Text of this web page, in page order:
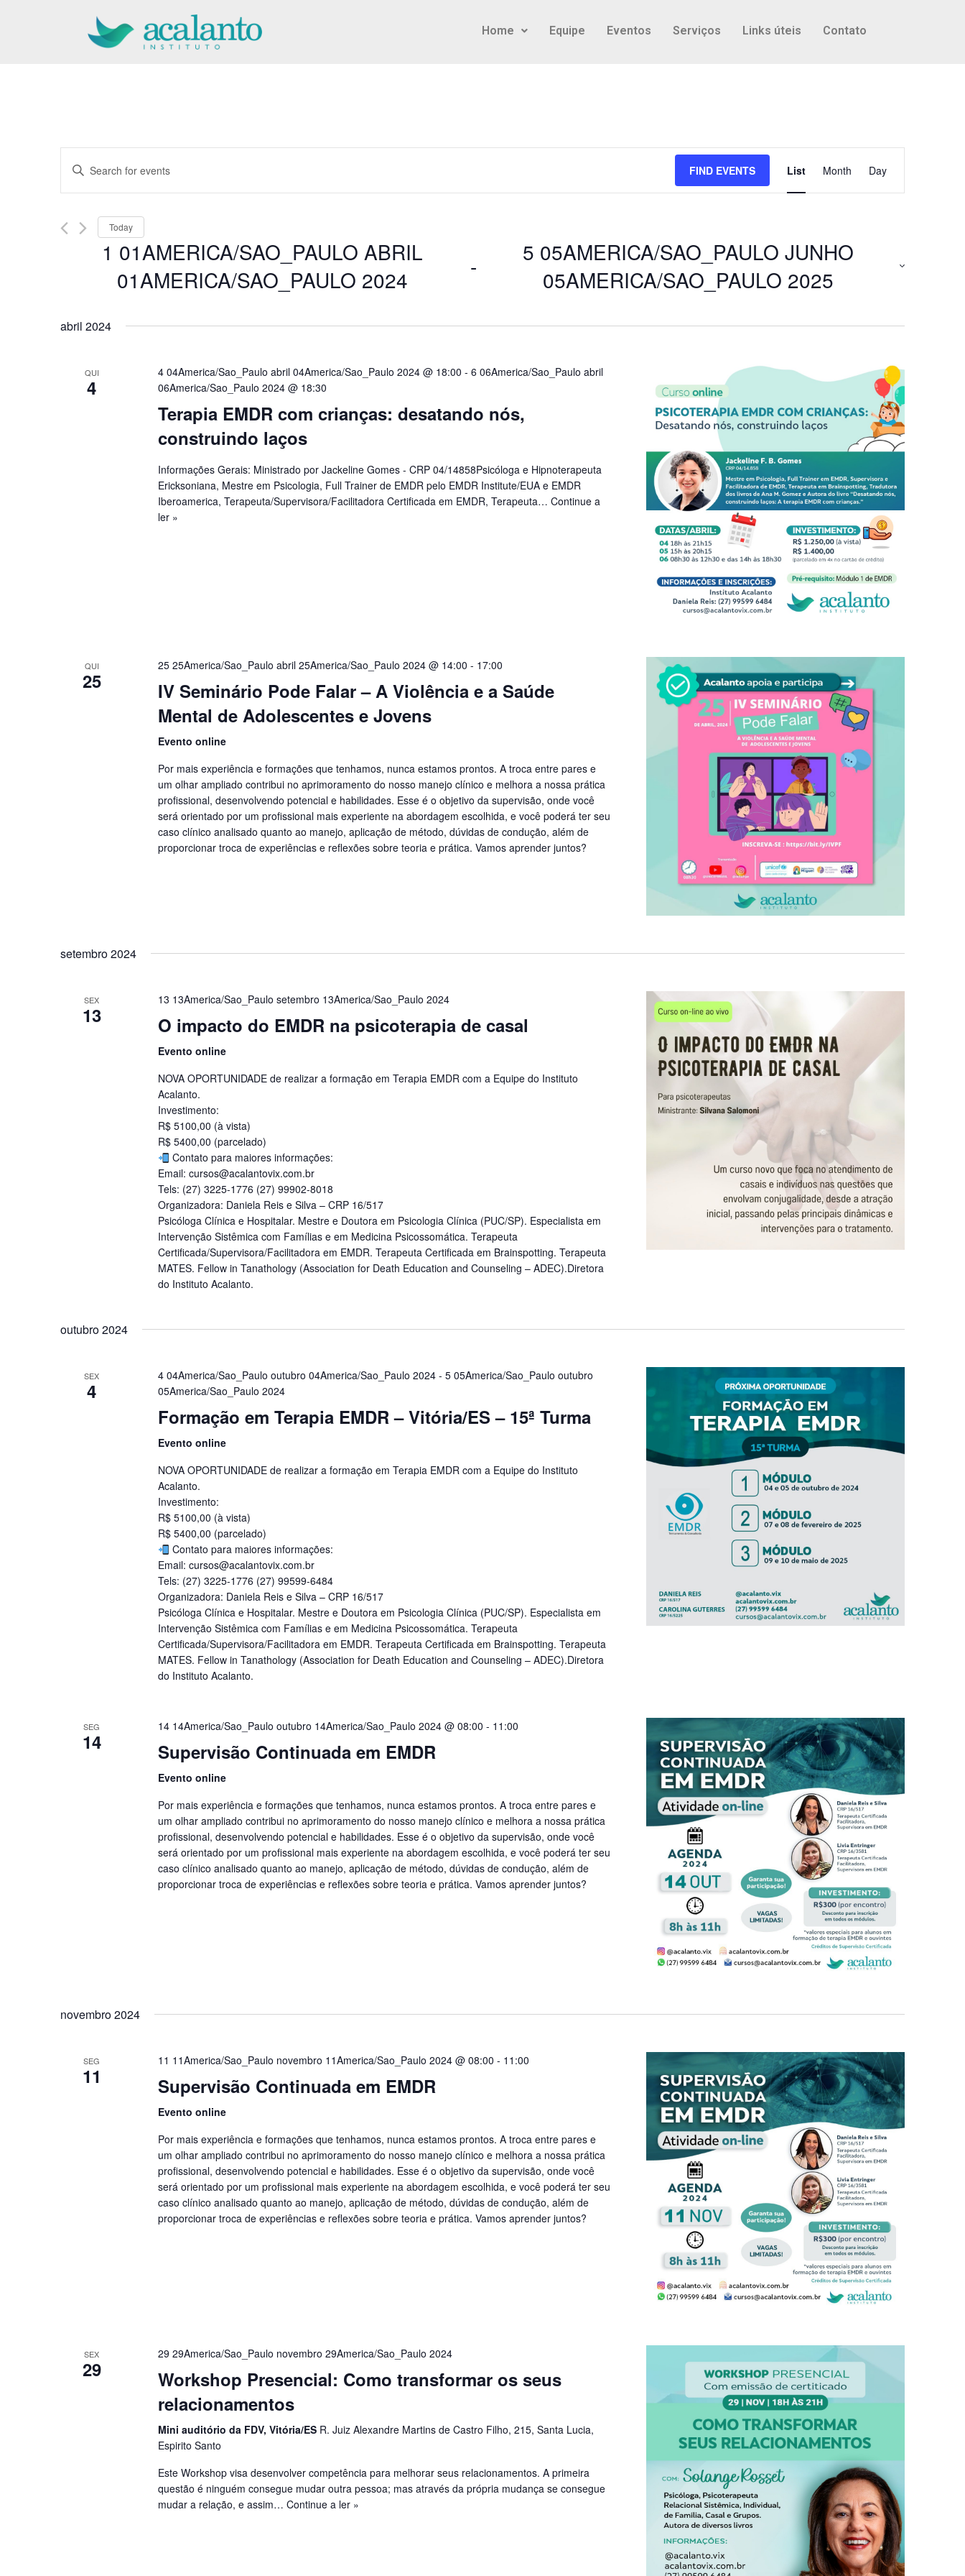
Home Equipe Eventos Serviços Links úteis Contato
Events
Search
and
Views
Enter
for
FIND EVENTS
Event
Views
List Month Day
Today
1 01AMERICA/SAO_PAULO ABRIL
01AMERICA/SAO_PAULO 2024
-
5 05AMERICA/SAO_PAULO JUNHO
05AMERICA/SAO_PAULO 2025
date.
abril 2024
QUI
4
4 04America/Sao_Paulo abril 04America/Sao_Paulo 2024 @ 18:00 - 6 06America/Sao_Paulo abril
06America/Sao_Paulo 2024 @ 18:30
Terapia EMDR com crianças: desatando nós,
construindo laços
Informações Gerais: Ministrado por Jackeline Gomes - CRP 04/14858Psicóloga e Hipnoterapeuta
Ericksoniana, Mestre em Psicologia, Full Trainer de EMDR pelo EMDR Institute/EUA e EMDR
Iberoamerica, Terapeuta/Supervisora/Facilitadora Certificada em EMDR, Terapeuta… Continue a
ler »
QUI
25
25 25America/Sao_Paulo abril 25America/Sao_Paulo 2024 @ 14:00 - 17:00
IV Seminário Pode Falar – A Violência e a Saúde
Mental de Adolescentes e Jovens
Evento online
Por mais experiência e formações que tenhamos, nunca estamos prontos. A troca entre pares e
um olhar ampliado contribui no aprimoramento do nosso manejo clínico e melhora a nossa prática
profissional, desenvolvendo potencial e habilidades. Esse é o objetivo da supervisão, onde você
será orientado por um profissional mais experiente na abordagem escolhida, e você poderá ter seu
caso clínico analisado quanto ao manejo, aplicação de método, dúvidas de condução, além de
proporcionar troca de experiências e reflexões sobre teoria e prática. Vamos aprender juntos?
setembro 2024
SEX
13
13 13America/Sao_Paulo setembro 13America/Sao_Paulo 2024
O impacto do EMDR na psicoterapia de casal
Evento online
NOVA OPORTUNIDADE de realizar a formação em Terapia EMDR com a Equipe do Instituto
Acalanto.
Investimento:
R$ 5100,00 (à vista)
R$ 5400,00 (parcelado)
Contato para maiores informações:
Email: cursos@acalantovix.com.br
Tels: (27) 3225-1776 (27) 99902-8018
Organizadora: Daniela Reis e Silva – CRP 16/517
Psicóloga Clínica e Hospitalar. Mestre e Doutora em Psicologia Clínica (PUC/SP). Especialista em
Intervenção Sistêmica com Famílias e em Medicina Psicossomática. Terapeuta
Certificada/Supervisora/Facilitadora em EMDR. Terapeuta Certificada em Brainspotting. Terapeuta
MATES. Fellow in Tanathology (Association for Death Education and Counseling – ADEC).Diretora
do Instituto Acalanto.
outubro 2024
SEX
4
4 04America/Sao_Paulo outubro 04America/Sao_Paulo 2024- 5 05America/Sao_Paulo outubro
05America/Sao_Paulo 2024
Formação em Terapia EMDR – Vitória/ES – 15ª Turma
Evento online
NOVA OPORTUNIDADE de realizar a formação em Terapia EMDR com a Equipe do Instituto
Acalanto.
Investimento:
R$ 5100,00 (à vista)
R$ 5400,00 (parcelado)
Contato para maiores informações:
Email: cursos@acalantovix.com.br
Tels: (27) 3225-1776 (27) 99599-6484
Organizadora: Daniela Reis e Silva – CRP 16/517
Psicóloga Clínica e Hospitalar. Mestre e Doutora em Psicologia Clínica (PUC/SP). Especialista em
Intervenção Sistêmica com Famílias e em Medicina Psicossomática. Terapeuta
Certificada/Supervisora/Facilitadora em EMDR. Terapeuta Certificada em Brainspotting. Terapeuta
MATES. Fellow in Tanathology (Association for Death Education and Counseling – ADEC).Diretora
do Instituto Acalanto.
SEG
14
14 14America/Sao_Paulo outubro 14America/Sao_Paulo 2024 @ 08:00 - 11:00
Supervisão Continuada em EMDR
Evento online
Por mais experiência e formações que tenhamos, nunca estamos prontos. A troca entre pares e
um olhar ampliado contribui no aprimoramento do nosso manejo clínico e melhora a nossa prática
profissional, desenvolvendo potencial e habilidades. Esse é o objetivo da supervisão, onde você
será orientado por um profissional mais experiente na abordagem escolhida, e você poderá ter seu
caso clínico analisado quanto ao manejo, aplicação de método, dúvidas de condução, além de
proporcionar troca de experiências e reflexões sobre teoria e prática. Vamos aprender juntos?
novembro 2024
SEG
11
11 11America/Sao_Paulo novembro 11America/Sao_Paulo 2024 @ 08:00 - 11:00
Supervisão Continuada em EMDR
Evento online
Por mais experiência e formações que tenhamos, nunca estamos prontos. A troca entre pares e
um olhar ampliado contribui no aprimoramento do nosso manejo clínico e melhora a nossa prática
profissional, desenvolvendo potencial e habilidades. Esse é o objetivo da supervisão, onde você
será orientado por um profissional mais experiente na abordagem escolhida, e você poderá ter seu
caso clínico analisado quanto ao manejo, aplicação de método, dúvidas de condução, além de
proporcionar troca de experiências e reflexões sobre teoria e prática. Vamos aprender juntos?
SEX
29
29 29America/Sao_Paulo novembro 29America/Sao_Paulo 2024
Workshop Presencial: Como transformar os seus
relacionamentos
Mini auditório da FDV, Vitória/ES R. Juiz Alexandre Martins de Castro Filho, 215, Santa Lucia,
Espirito Santo
Este Workshop visa desenvolver competência para melhorar seus relacionamentos. A primeira
questão é ninguém consegue mudar outra pessoa; mas através da própria mudança se consegue
mudar a relação, e assim… Continue a ler »